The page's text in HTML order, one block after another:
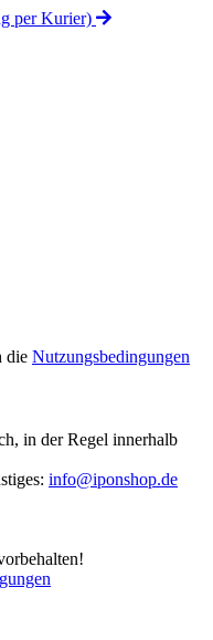
per Kurier)
die Nutzungsbedingungen
in der Regel innerhalb
info@iponshop.de